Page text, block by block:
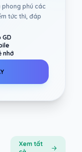
phong phú các
tức thì, đáp
GD
nhớ
Xem tất